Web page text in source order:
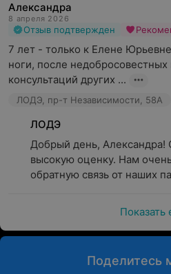
Александра
8 апреля 2026
Отзыв подтвержден
7 лет - только к Елене
ноги, после недобросовестных
консультаций других ...
ЛОДЭ, пр-т Независимости, 58А
ЛОДЭ
Добрый день, Александра!
высокую оценку. Нам
обратную связь от наших
Показать
Поделитесь